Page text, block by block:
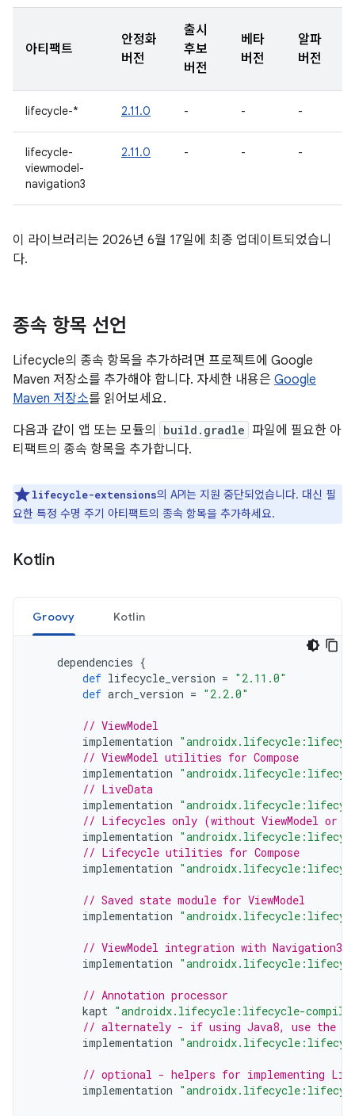
아티팩트
안정화
버전
출시
후보
버전
베타
버전
알파
버전
lifecycle-* 2.11.0 - - -
lifecycle-
viewmodel-
navigation3
2.11.0 - - -
이 라이브러리는 2026년 6월 17일에 최종 업데이트되었습니
다.
종속 항목 선언
Lifecycle의 종속 항목을 추가하려면 프로젝트에 Google
Maven 저장소를 추가해야 합니다. 자세한 내용은 Google
Maven 저장소를 읽어보세요.
다음과 같이 앱 또는 모듈의
build.gradle 파일에 필요한 아
티팩트의 종속 항목을 추가합니다.
lifecycle-extensions의 API는 지원 중단되었습니다. 대신 필
요한 특정 수명 주기 아티팩트의 종속 항목을 추가하세요.
Kotlin
Groovy Kotlin
dependencies {
def lifecycle_version = "2.11.0"
def arch_version = "2.2.0"
// ViewModel
implementation
// ViewModel utilities for Compose
implementation
// LiveData
implementation
// Lifecycles only (without ViewModel or
implementation
// Lifecycle utilities for Compose
implementation
// Saved state module for ViewModel
implementation
// ViewModel integration with Navigation3
implementation
// Annotation processor
kapt "androidx.lifecycle:lifecycle-
// alternately - if using Java8, use the
implementation
// optional - helpers for implementing
implementation